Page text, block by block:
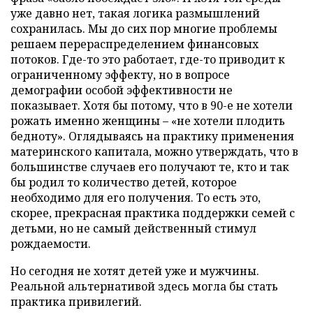
уже давно нет, такая логика размышлений
сохранилась. Мы до сих пор многие проблемы
решаем перераспределением финансовых
потоков. Где-то это работает, где-то приводит к
ограниченному эффекту, но в вопросе
демографии особой эффективности не
показывает. Хотя бы потому, что в 90-е не хотели
рожать именно женщины – «не хотели плодить
бедноту». Оглядываясь на практику применения
материнского капитала, можно утверждать, что в
большинстве случаев его получают те, кто и так
бы родил то количество детей, которое
необходимо для его получения. То есть это,
скорее, прекрасная практика поддержки семей с
детьми, но не самый действенный стимул
рождаемости.
Но сегодня не хотят детей уже и мужчины.
Реальной альтернативой здесь могла бы стать
практика привилегий.